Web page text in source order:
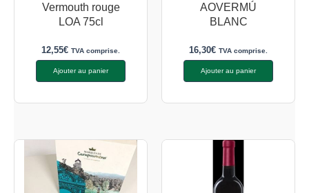
Vermouth rouge
LOA 75cl
12,55€ TVA comprise.
Ajouter au panier
AOVERMÚ
BLANC
16,30€ TVA comprise.
Ajouter au panier